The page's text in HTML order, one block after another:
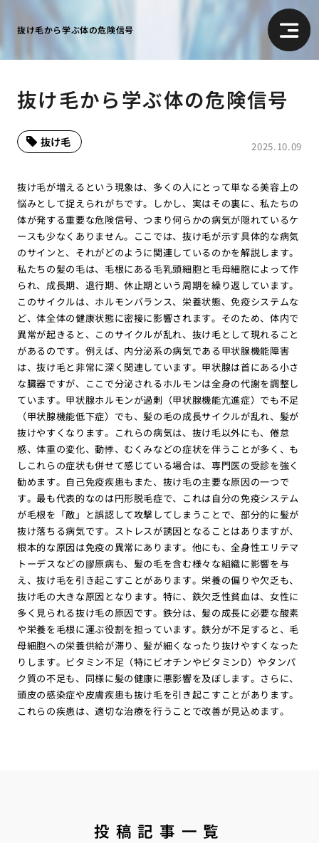
抜け毛から学ぶ体の危険信号
抜け毛から学ぶ体の危険信号
2025.10.09
抜け毛
抜け毛が増えるという現象は、多くの人にとって単なる美容上の
悩みとして捉えられがちです。しかし、実はその裏に、私たちの
体が発する重要な危険信号、つまり何らかの病気が隠れているケ
ースも少なくありません。ここでは、抜け毛が示す具体的な病気
のサインと、それがどのように関連しているのかを解説します。
私たちの髪の毛は、毛根にある毛乳頭細胞と毛母細胞によって作
られ、成長期、退行期、休止期という周期を繰り返しています。
このサイクルは、ホルモンバランス、栄養状態、免疫システムな
ど、体全体の健康状態に密接に影響されます。そのため、体内で
異常が起きると、このサイクルが乱れ、抜け毛として現れること
があるのです。例えば、内分泌系の病気である甲状腺機能障害
は、抜け毛と非常に深く関連しています。甲状腺は首にある小さ
な臓器ですが、ここで分泌されるホルモンは全身の代謝を調整し
ています。甲状腺ホルモンが過剰（甲状腺機能亢進症）でも不足
（甲状腺機能低下症）でも、髪の毛の成長サイクルが乱れ、髪が
抜けやすくなります。これらの病気は、抜け毛以外にも、倦怠
感、体重の変化、動悸、むくみなどの症状を伴うことが多く、も
しこれらの症状も併せて感じている場合は、専門医の受診を強く
勧めます。自己免疫疾患もまた、抜け毛の主要な原因の一つで
す。最も代表的なのは円形脱毛症で、これは自分の免疫システム
が毛根を「敵」と誤認して攻撃してしまうことで、部分的に髪が
抜け落ちる病気です。ストレスが誘因となることはありますが、
根本的な原因は免疫の異常にあります。他にも、全身性エリテマ
トーデスなどの膠原病も、髪の毛を含む様々な組織に影響を与
え、抜け毛を引き起こすことがあります。栄養の偏りや欠乏も、
抜け毛の大きな原因となります。特に、鉄欠乏性貧血は、女性に
多く見られる抜け毛の原因です。鉄分は、髪の成長に必要な酸素
や栄養を毛根に運ぶ役割を担っています。鉄分が不足すると、毛
母細胞への栄養供給が滞り、髪が細くなったり抜けやすくなった
りします。ビタミン不足（特にビオチンやビタミンD）やタンパ
ク質の不足も、同様に髪の健康に悪影響を及ぼします。さらに、
頭皮の感染症や皮膚疾患も抜け毛を引き起こすことがあります。
これらの疾患は、適切な治療を行うことで改善が見込めます。
投稿記事一覧